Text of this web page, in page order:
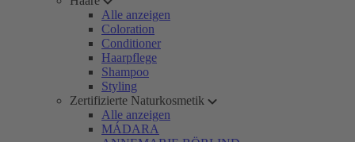
Alle anzeigen
Coloration
Conditioner
Haarpflege
Shampoo
Styling
Zertifizierte Naturkosmetik
Alle anzeigen
MÁDARA